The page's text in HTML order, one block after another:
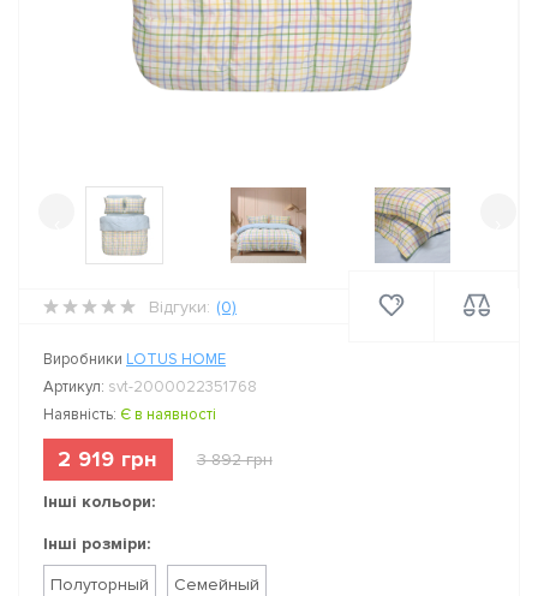
Відгуки: (0)
Виробники LOTUS HOME
Артикул: svt-2000022351768
Наявність: Є в наявності
2 919 грн 3 892 грн
Інші кольори:
Інші розміри:
Полуторный
Семейный